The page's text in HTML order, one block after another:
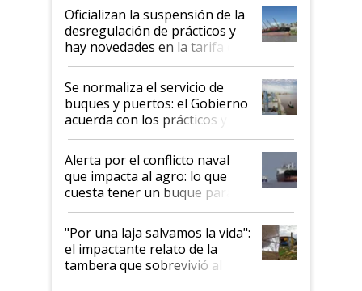
Oficializan la suspensión de la
desregulación de prácticos y
hay novedades en la tarifa de
la hidrovía
Se normaliza el servicio de
buques y puertos: el Gobierno
acuerda con los prácticos y
suspende el decreto de
desregulación
Alerta por el conflicto naval
que impacta al agro: lo que
cuesta tener un buque parado
y el peligro de que Argentina
pase a ser "país sucio"
"Por una laja salvamos la vida":
el impactante relato de la
tambera que sobrevivió al
tornado